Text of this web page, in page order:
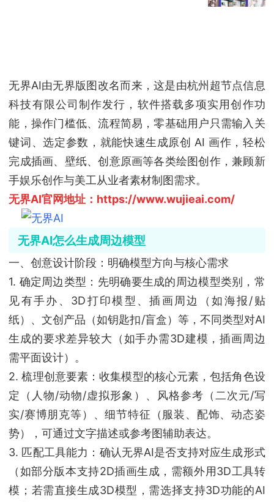
无界AI由无界版图改名而来，这是由杭州超节点信息
科技有限公司制作发行，软件搭载多项实用创作功
能，操作门槛低、流程简易，零基础用户只需输入关
键词、选定参数，就能快速生成原创 AI 画作，轻松
完成插画、壁纸、创意原画等各类绘图创作，兼顾新
手娱乐创作与美工从业者素材制图需求。
无界AI官网地址：https://www.wujieai.com/
无界AI怎么生成周边模型
一、创意设计阶段：明确模型方向与核心需求
1. 确定周边类型：先明确要生成的周边模型类别，常
见有手办、3D打印模型、插画周边（如海报/贴
纸）、文创产品（如钥匙扣/盲盒）等，不同类型对AI
生成的要求差异较大（如手办需3D建模，插画周边
需平面设计）。
2. 梳理创意要素：收集模型的核心元素，包括角色设
定（人物/动物/虚拟形象）、风格参考（二次元/写
实/赛博朋克等）、细节特征（服装、配饰、动态姿
势），可通过文字描述或参考图辅助表达。
3. 匹配工具能力：确认无界AI是否支持对应生成形式
（如部分版本支持2D插画生成，需额外用3D工具转
模；若需直接生成3D模型，需选择支持3D功能的AI